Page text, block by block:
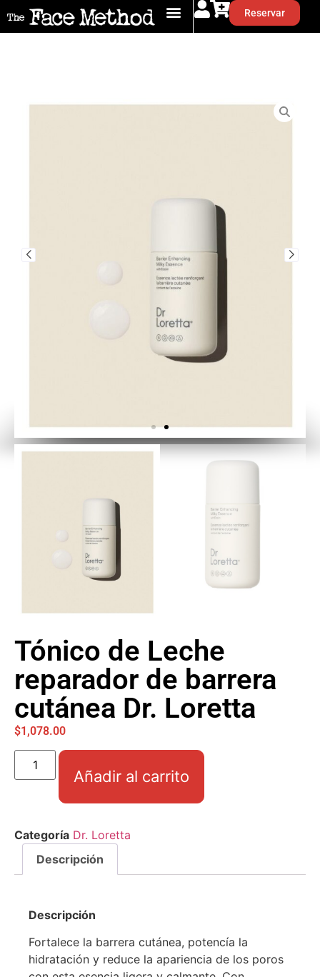
Reservar
Tónico de Leche
reparador de barrera
cutánea Dr. Loretta
$1,078.00
Añadir al carrito
Categoría Dr. Loretta
Descripción
Descripción
Fortalece la barrera cutánea, potencía la
hidratación y reduce la apariencia de los poros